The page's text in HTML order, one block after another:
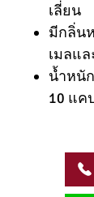
เลี่ยน
มีกลิ่น
เมลแ
น้ำหนั
10 แค